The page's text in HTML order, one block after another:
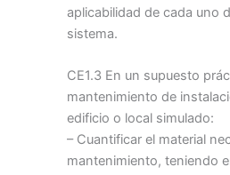
aplicabilidad de cada uno
sistema.
CE1.3 En un supuesto
mantenimiento de
edificio o local simulado:
– Cuantificar el material
mantenimiento, teniendo